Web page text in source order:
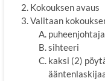
Kokouksen avaus
Valitaan
puheenjohtaja
sihteeri
kaksi (2)